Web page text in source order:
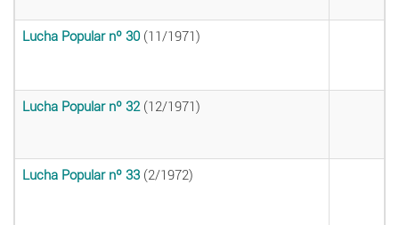
Lucha Popular nº 30(11/1971)
Lucha Popular nº 32(12/1971)
Lucha Popular nº 33 (2/1972)